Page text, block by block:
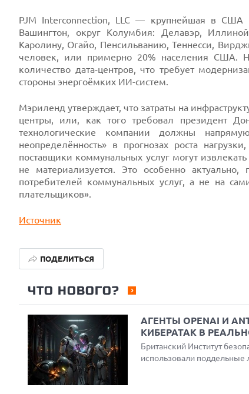
PJM Interconnection, LLC — крупнейшая в США
Вашингтон, округ Колумбия: Делавэр,
Каролину, Огайо, Пенсильванию, Теннесси,
человек, или примерно 20% населения США.
количество дата-центров, что требует
стороны энергоёмких ИИ-систем.
Мэриленд утверждает, что затраты на
центры, или, как того требовал президент
технологические компании должны
неопределённость» в прогнозах роста
поставщики коммунальных услуг могут
не материализуется. Это особенно
потребителей коммунальных услуг, а не на
плательщиков».
Источник
ПОДЕЛИТЬСЯ
ЧТО НОВОГО?
АГЕНТЫ OPENAI И
КИБЕРАТАК В
Британский Институт
использовали поддельные